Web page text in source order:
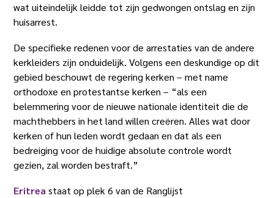
wat uiteindelijk leidde tot zijn gedwongen ontslag en zijn
huisarrest.
De specifieke redenen voor de arrestaties van de andere
kerkleiders zijn onduidelijk. Volgens een deskundige op dit
gebied beschouwt de regering kerken – met name
orthodoxe en protestantse kerken – “als een
belemmering voor de nieuwe nationale identiteit die de
machthebbers in het land willen creëren. Alles wat door
kerken of hun leden wordt gedaan en dat als een
bedreiging voor de huidige absolute controle wordt
gezien, zal worden bestraft.”
Eritreastaat op plek 6 van de Ranglijst